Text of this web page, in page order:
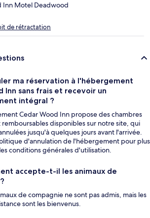
Inn Motel Deadwood
de rétractation
ma réservation à l'hébergement
Inn sans frais et recevoir un
intégral ?
Cedar Wood Inn propose des chambres
disponibles sur notre site, qui
jusqu'à quelques jours avant l'arrivée.
d'annulation de l'hébergement pour plus
conditions générales d'utilisation.
accepte-t-il les animaux de
de compagnie ne sont pas admis, mais les
sont les bienvenus.